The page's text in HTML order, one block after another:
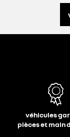
véhicules
pièces et main